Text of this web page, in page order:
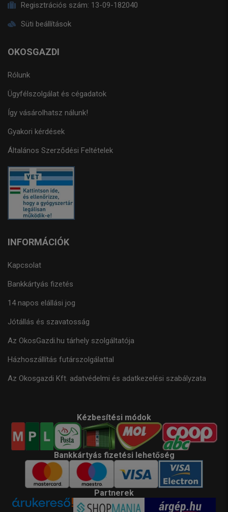
Regisztrációs szám: 13-09-182040
Süti beállítások
OKOSGAZDI
Rólunk
Ügyfélszolgálat és cégadatok
Így vásárolhatsz nálunk!
Gyakori kérdések
Általános Szerződési Feltételek
INFORMÁCIÓK
Kapcsolat
Bankkártyás fizetés
14 napos elállási jog
Jótállás és szavatosság
Az OkosGazdi.hu tárhely szolgáltatója
Házhoszállítás futárszolgálattal
Az Okosgazdi Kft. adatvédelmi és adatkezelési szabályzata
Kézbesítési módok
Bankkártyás fizetési lehetőség
Partnerek